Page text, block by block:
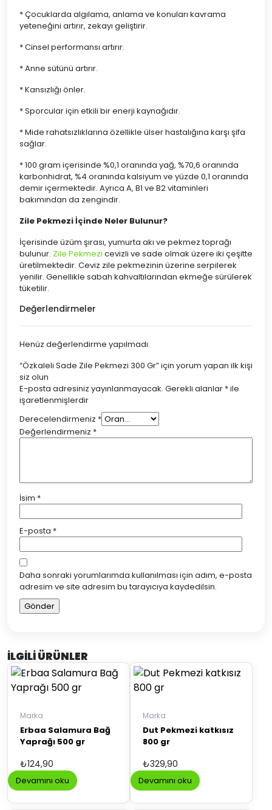
* Çocuklarda algılama, anlama ve konuları kavrama
yeteneğini artırır, zekayı geliştirir.
* Cinsel performansı artırır.
* Anne sütünü artırır.
* Kansızlığı önler.
* Sporcular için etkili bir enerji kaynağıdır.
* Mide rahatsızlıklarına özellikle ülser hastalığına karşı şifa
sağlar.
* 100 gram içerisinde %0,1 oranında yağ, %70,6 oranında
karbonhidrat, %4 oranında kalsiyum ve yüzde 0,1 oranında
demir içermektedir. Ayrıca A, B1 ve B2 vitaminleri
bakımından da zengindir.
Zile Pekmezi İçinde Neler Bulunur?
İçerisinde üzüm şırası, yumurta akı ve pekmez toprağı
bulunur. Zile Pekmezi cevizli ve sade olmak üzere iki çeşitte
üretilmektedir. Ceviz zile pekmezinin üzerine serpilerek
yenilir. Genellikle sabah kahvaltılarından ekmeğe sürülerek
tüketilir.
Değerlendirmeler
Henüz değerlendirme yapılmadı.
“Özkaleli Sade Zile Pekmezi 300 Gr” için yorum yapan ilk kişi
siz olun
E-posta adresiniz yayınlanmayacak. Gerekli alanlar *ile
işaretlenmişlerdir
Derecelendirmeniz *
Değerlendirmeniz *
İsim *
E-posta *
Daha sonraki yorumlarımda kullanılması için adım, e-posta
adresim ve site adresim bu tarayıcıya kaydedilsin.
İLGILI ÜRÜNLER
Marka
Erbaa Salamura Bağ
Yaprağı 500 gr
₺124,90
Devamını oku
Marka
Dut Pekmezi katkısız
800 gr
₺329,90
Devamını oku